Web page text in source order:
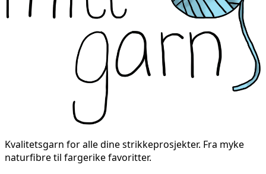
Kvalitetsgarn for alle dine strikkeprosjekter. Fra myke
naturfibre til fargerike favoritter.